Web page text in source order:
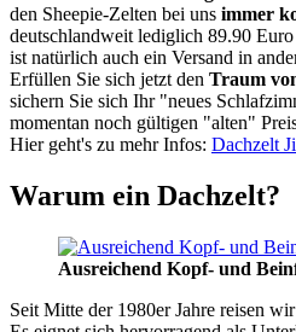
den Sheepie-Zelten bei uns immer
deutschlandweit lediglich 89.90
ist natürlich auch ein Versand in
Erfüllen Sie sich jetzt den Traum
sichern Sie sich Ihr "neues
momentan noch gültigen "alten"
Hier geht's zu mehr Infos: Dachzelt
Warum ein Dachzelt?
Ausreichend Kopf- und
Seit Mitte der 1980er Jahre reisen